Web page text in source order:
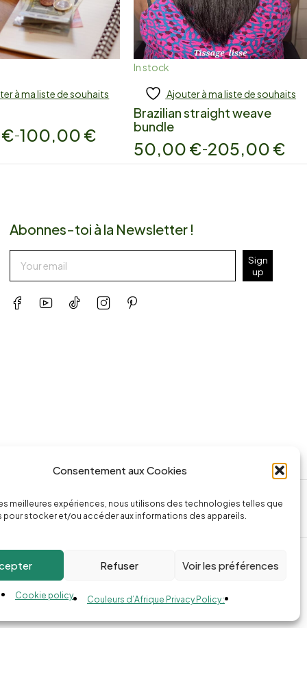
Consentement aux Cookies
meilleures expériences, nous utilisons des technologies telles que
stocker et/ou accéder aux informations des appareils.
Refuser Voir les préférences
Cookie policy Couleurs d’Afrique Privacy Policy :
to cart
à ma liste de souhaits
€–100,00 €
In stock
Add to cart
Ajouter à ma liste de souhaits
Brazilian straight weave
bundle
50,00 €–205,00 €
Abonnes-toi à la Newsletter !
Sign
up
Appeler la boutique
(+262) 0262 43 50 38